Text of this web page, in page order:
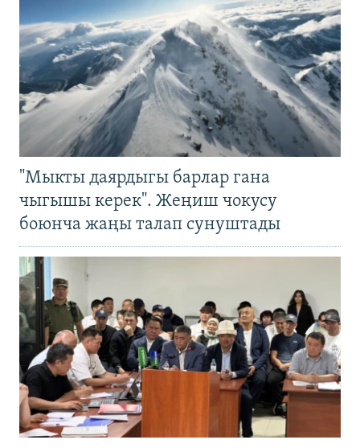
"Мыкты даярдыгы барлар гана
чыгышы керек". Жеңиш чокусу
боюнча жаңы талап сунуштады